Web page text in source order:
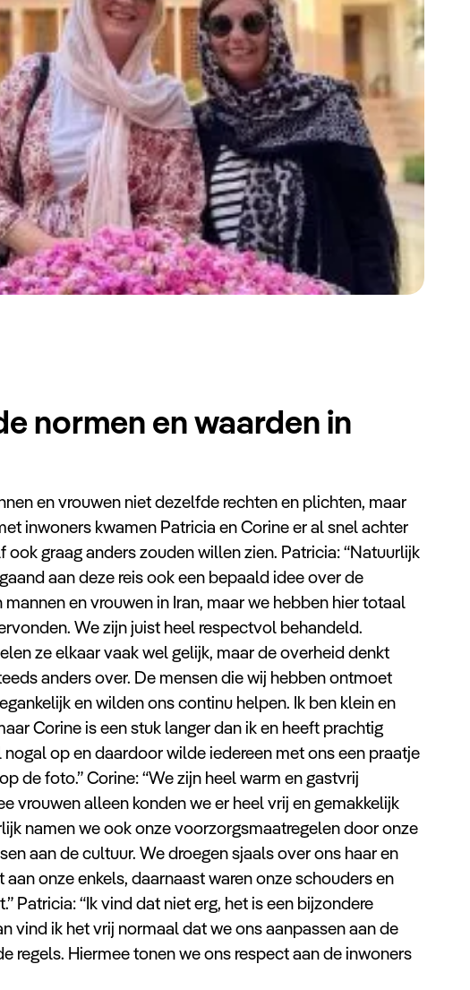
normen en waarden in
en vrouwen niet dezelfde rechten en plichten, maar
inwoners kwamen Patricia en Corine er al snel achter
ook graag anders zouden willen zien. Patricia: “Natuurlijk
aan deze reis ook een bepaald idee over de
en vrouwen in Iran, maar we hebben hier totaal
We zijn juist heel respectvol behandeld.
ze elkaar vaak wel gelijk, maar de overheid denkt
anders over. De mensen die wij hebben ontmoet
en wilden ons continu helpen. Ik ben klein en
Corine is een stuk langer dan ik en heeft prachtig
nogal op en daardoor wilde iedereen met ons een praatje
de foto.” Corine: “We zijn heel warm en gastvrij
vrouwen alleen konden we er heel vrij en gemakkelijk
namen we ook onze voorzorgsmaatregelen door onze
aan de cultuur. We droegen sjaals over ons haar en
onze enkels, daarnaast waren onze schouders en
Patricia: “Ik vind dat niet erg, het is een bijzondere
vind ik het vrij normaal dat we ons aanpassen aan de
regels. Hiermee tonen we ons respect aan de inwoners